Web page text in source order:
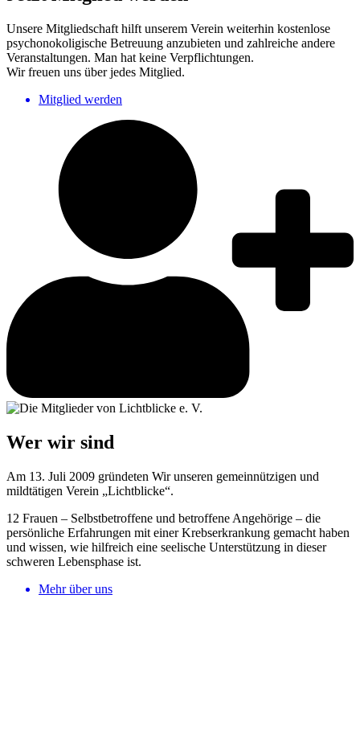
Unsere Mitgliedschaft hilft unserem Verein weiterhin kostenlose
psychonokoligische Betreuung anzubieten und zahlreiche andere
Veranstaltungen. Man hat keine Verpflichtungen.
Wir freuen uns über jedes Mitglied.
Mitglied werden
Wer wir sind
Am 13. Juli 2009 gründeten Wir unseren gemeinnützigen und
mildtätigen Verein „Lichtblicke“.
12 Frauen – Selbstbetroffene und betroffene Angehörige – die
persönliche Erfahrungen mit einer Krebserkrankung gemacht haben
und wissen, wie hilfreich eine seelische Unterstützung in dieser
schweren Lebensphase ist.
Mehr über uns